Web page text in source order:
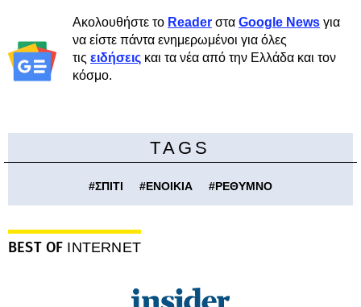
Ακολουθήστε το Reader στα Google News για
να είστε πάντα ενημερωμένοι για όλες
τις ειδήσεις και τα νέα από την Ελλάδα και τον
κόσμο.
TAGS
#ΣΠΙΤΙ #ΕΝΟΙΚΙΑ #ΡΕΘΥΜΝΟ
BEST OF INTERNET